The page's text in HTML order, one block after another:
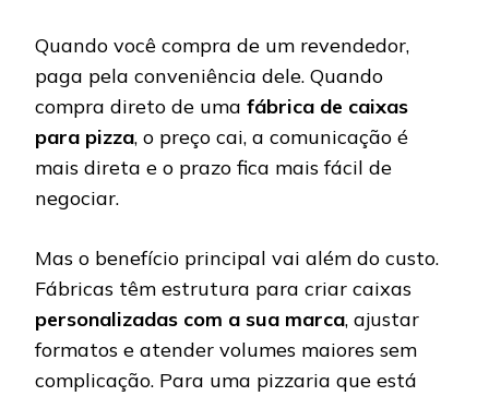
Quando você compra de um revendedor,
paga pela conveniência dele. Quando
compra direto de uma fábrica de caixas
para pizza, o preço cai, a comunicação é
mais direta e o prazo fica mais fácil de
negociar.
Mas o benefício principal vai além do custo.
Fábricas têm estrutura para criar caixas
personalizadas com a sua marca, ajustar
formatos e atender volumes maiores sem
complicação. Para uma pizzaria que está